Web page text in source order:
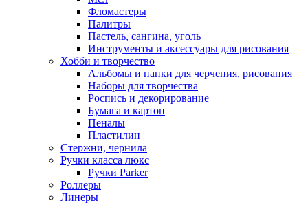
Фломастеры
Палитры
Пастель, сангина, уголь
Инструменты и аксессуары для рисования
Хобби и творчество
Альбомы и папки для черчения, рисования
Наборы для творчества
Роспись и декорирование
Бумага и картон
Пеналы
Пластилин
Стержни, чернила
Ручки класса люкс
Ручки Parker
Роллеры
Линеры